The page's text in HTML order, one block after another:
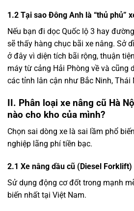
1.2 Tại sao Đông Anh là “thủ phủ”
Nếu bạn đi dọc Quốc lộ 3 hay
sẽ thấy hàng chục bãi xe nâng. Sở
ở đây vì diện tích bãi rộng, thuận
máy từ cảng Hải Phòng về và cũng
các tỉnh lân cận như Bắc Ninh, Thái
II. Phân loại xe nâng cũ Hà
nào cho kho của mình?
Chọn sai dòng xe là sai lầm phổ
nghiệp lãng phí tiền bạc.
2.1 Xe nâng dầu cũ (Diesel Forklift)
Sử dụng động cơ đốt trong mạnh
biến nhất tại Việt Nam.